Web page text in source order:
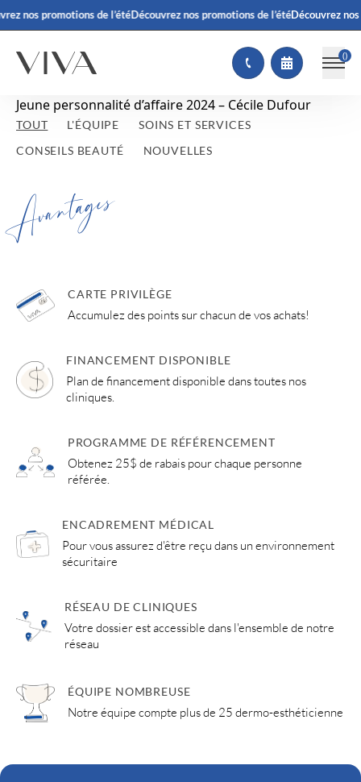
nos promotions de l’étéDécouvrez nos promotions de l’étéDécouvrez
()
Jeune personnalité d’affaire 2024 – Cécile Dufour
TOUT L'ÉQUIPE
SOINS ET SERVICES
CONSEILS BEAUTÉ
NOUVELLES
CARTE PRIVILÈGE
Accumulez des points sur chacun de vos achats!
FINANCEMENT DISPONIBLE
Plan de financement disponible dans toutes nos
cliniques.
PROGRAMME DE RÉFÉRENCEMENT
Obtenez 25$ de rabais pour chaque personne
référée.
ENCADREMENT MÉDICAL
Pour vous assurez d'être reçu dans un environnement
sécuritaire
RÉSEAU DE CLINIQUES
Votre dossier est accessible dans l'ensemble de notre
réseau
ÉQUIPE NOMBREUSE
Notre équipe compte plus de 25 dermo-esthéticienne